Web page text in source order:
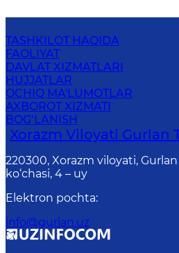
TASHKILOT HAQIDA
FAOLIYAT
DAVLAT XIZMATLARI
HUJJATLAR
OCHIQ MA'LUMOTLAR
AXBOROT XIZMATI
BOG‘LANISH
Xorazm Viloyati Gurlan
220300, Xorazm viloyati,
ko‘chasi, 4 – uy
Elektron pochta:
info@gurlan.uz